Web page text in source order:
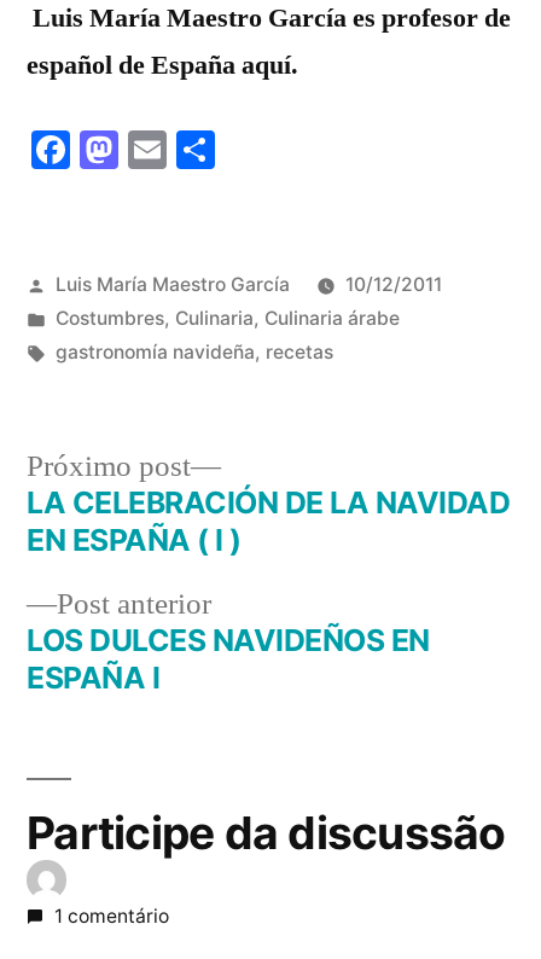
Luis María Maestro García es profesor de
español de España aquí.
Facebook
Mastodon
Email
Publicado
por
Luis María Maestro García
10/12/2011
Publicado
em
Costumbres, Culinaria, Culinaria árabe
Tags:
gastronomía navideña, recetas
Navegação
Post
Post anteriorPost
anterior:
LOS DULCES NAVIDEÑOS EN
ESPAÑA I
Próximo post
Próximo
post:
LA CELEBRACIÓN DE LA NAVIDAD
EN ESPAÑA ( I )
Participe da discussão
1 comentário